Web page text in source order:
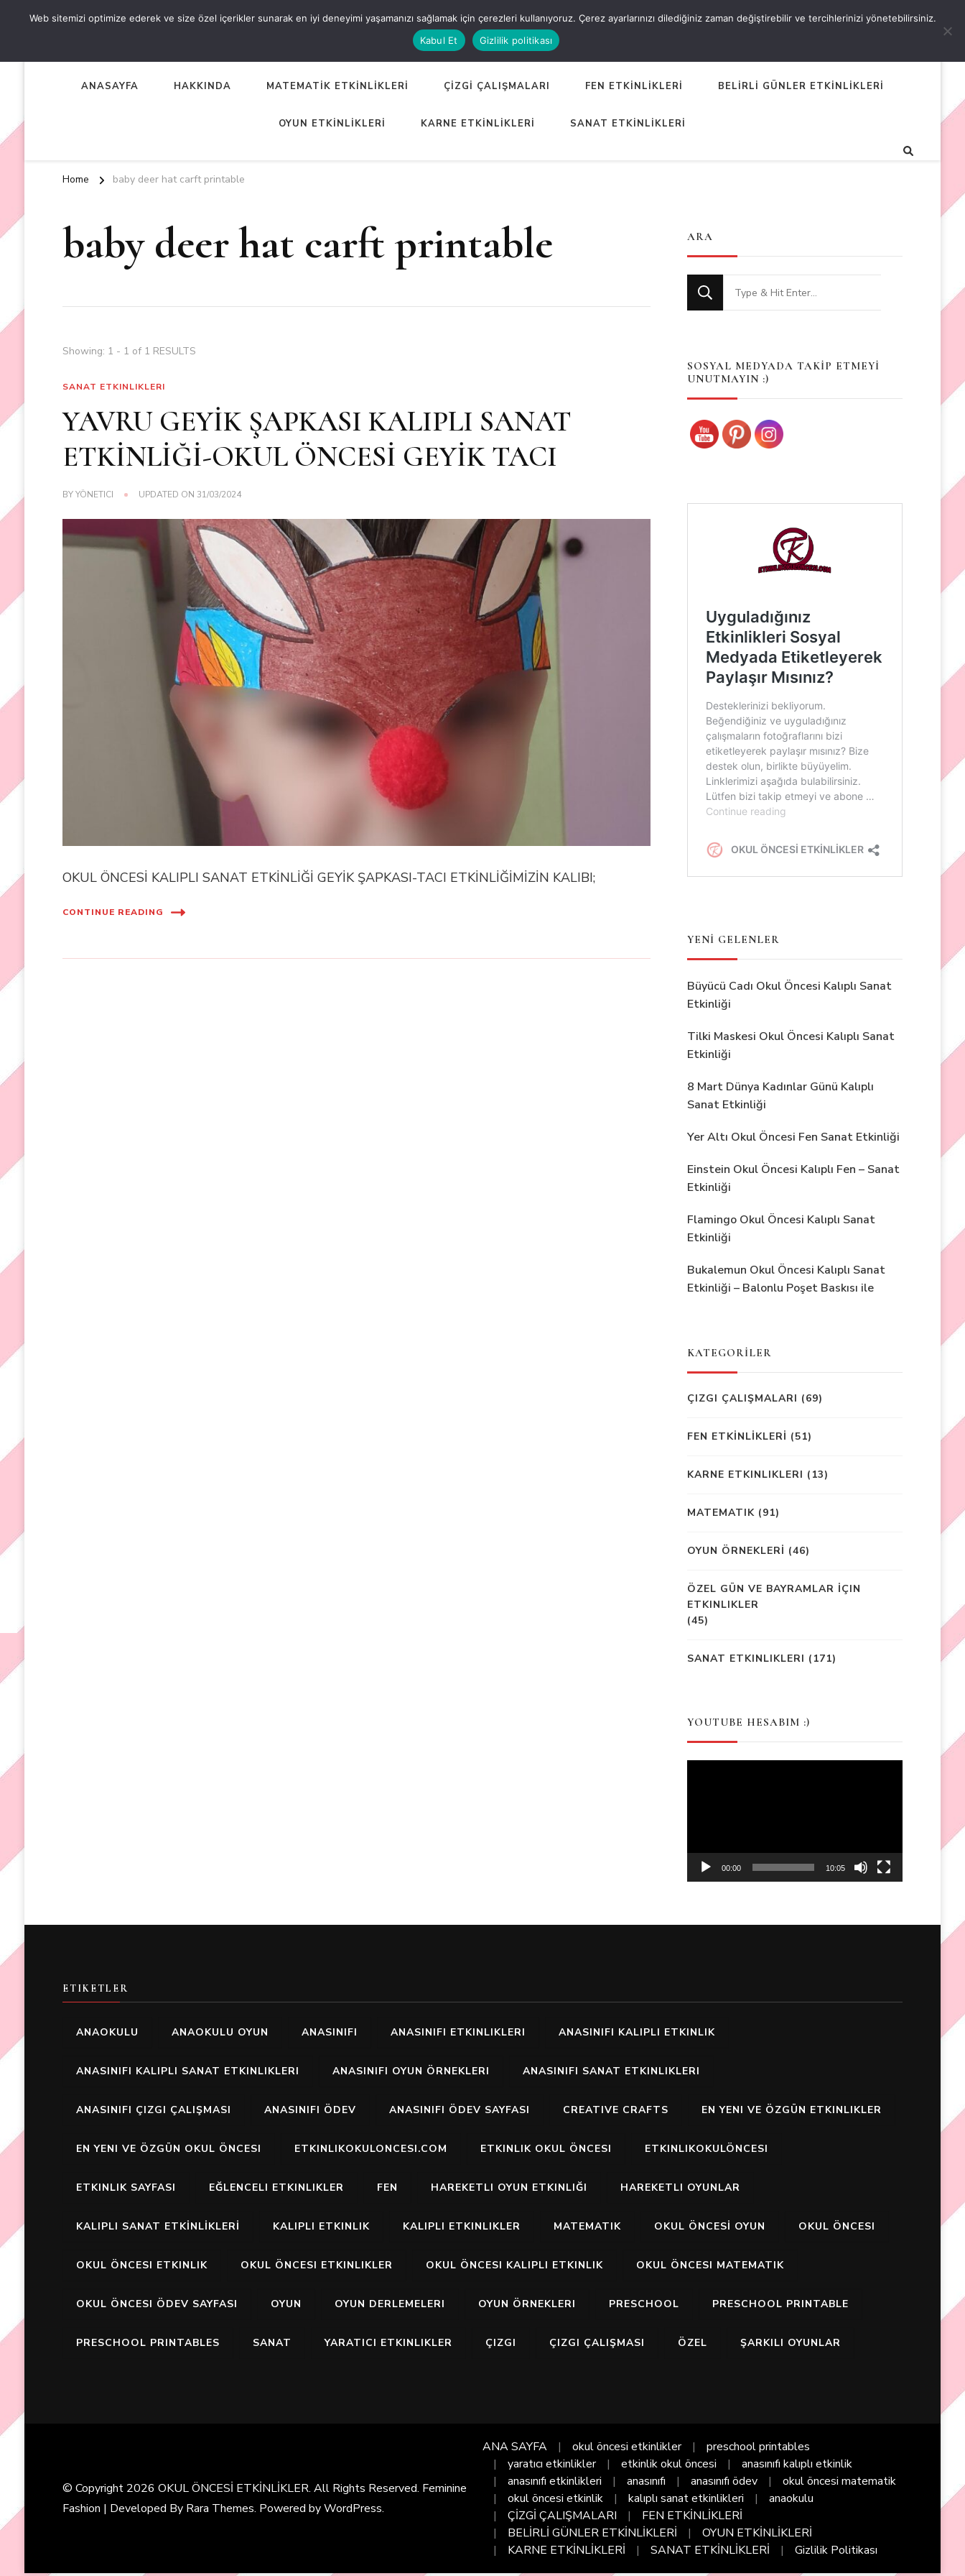
OKUL ÖNCESİ ETKİNLİKLER
ANASAYFA HAKKINDA MATEMATİK ETKİNLİKLERİ ÇİZGİ ÇALIŞMALARI FEN ETKİNLİKLERİ BELİRLİ GÜNLER ETKİNLİKLERİ
OYUN ETKİNLİKLERİ KARNE ETKİNLİKLERİ SANAT ETKİNLİKLERİ
Home baby deer hat carft printable
baby deer hat carft printable
Showing: 1 - 1 of 1 RESULTS
SANAT ETKINLIKLERI
YAVRU GEYİK ŞAPKASI KALIPLI SANAT
ETKİNLİĞİ-OKUL ÖNCESİ GEYİK TACI
BYYÖNETICI UPDATED ON 31/03/2024
OKUL ÖNCESİ KALIPLI SANAT ETKİNLİĞİ GEYİK ŞAPKASI-TACI ETKİNLİĞİMİZİN KALIBI;
CONTINUE READING
ARA
Looking
for
SOSYAL MEDYADA TAKİP ETMEYİ
UNUTMAYIN :)
YENİ GELENLER
Büyücü Cadı Okul Öncesi Kalıplı Sanat
Etkinliği
Tilki Maskesi Okul Öncesi Kalıplı Sanat
Etkinliği
8 Mart Dünya Kadınlar Günü Kalıplı
Sanat Etkinliği
Yer Altı Okul Öncesi Fen Sanat Etkinliği
Einstein Okul Öncesi Kalıplı Fen – Sanat
Etkinliği
Flamingo Okul Öncesi Kalıplı Sanat
Etkinliği
Bukalemun Okul Öncesi Kalıplı Sanat
Etkinliği – Balonlu Poşet Baskısı ile
KATEGORİLER
ÇIZGI ÇALIŞMALARI (69)
FEN ETKİNLİKLERİ (51)
KARNE ETKINLIKLERI (13)
MATEMATIK(91)
OYUN ÖRNEKLERİ (46)
ÖZEL GÜN VE BAYRAMLAR İÇIN
ETKINLIKLER
(45)
SANAT ETKINLIKLERI (171)
YOUTUBE HESABIM :)
00:00 10:05
ETIKETLER
ANAOKULU ANAOKULU OYUN ANASINIFI ANASINIFI ETKINLIKLERI ANASINIFI KALIPLI ETKINLIK
ANASINIFI KALIPLI SANAT ETKINLIKLERI ANASINIFI OYUN ÖRNEKLERI ANASINIFI SANAT ETKINLIKLERI
ANASINIFI ÇIZGI ÇALIŞMASI ANASINIFI ÖDEV ANASINIFI ÖDEV SAYFASI CREATIVE CRAFTS EN YENI VE ÖZGÜN ETKINLIKLER
EN YENI VE ÖZGÜN OKUL ÖNCESI ETKINLIKOKULONCESI.COM ETKINLIK OKUL ÖNCESI ETKINLIKOKULÖNCESI
ETKINLIK SAYFASI EĞLENCELI ETKINLIKLER FEN HAREKETLI OYUN ETKINLIĞI HAREKETLI OYUNLAR
KALIPLI SANAT ETKİNLİKLERİ KALIPLI ETKINLIK KALIPLI ETKINLIKLER MATEMATIK OKUL ÖNCESİ OYUN OKUL ÖNCESI
OKUL ÖNCESI ETKINLIK OKUL ÖNCESI ETKINLIKLER OKUL ÖNCESI KALIPLI ETKINLIK OKUL ÖNCESI MATEMATIK
OKUL ÖNCESI ÖDEV SAYFASI OYUN OYUN DERLEMELERI OYUN ÖRNEKLERI PRESCHOOL PRESCHOOL PRINTABLE
PRESCHOOL PRINTABLES SANAT YARATICI ETKINLIKLER ÇIZGI ÇIZGI ÇALIŞMASI ÖZEL ŞARKILI OYUNLAR
© Copyright 2026 OKUL ÖNCESİ ETKİNLİKLER. All Rights Reserved. Feminine
Fashion | Developed By Rara Themes. Powered byWordPress.
ANA SAYFA okul öncesi etkinlikler
preschool printables
yaratıcı etkinlikler
etkinlik okul öncesi
anasınıfı kalıplı etkinlik
anasınıfı etkinlikleri
anasınıfı anasınıfı ödev
okul öncesi matematik
okul öncesi etkinlik
kalıplı sanat etkinlikleri
anaokulu
ÇİZGİ ÇALIŞMALARI
FEN ETKİNLİKLERİ
BELİRLİ GÜNLER ETKİNLİKLERİ
OYUN ETKİNLİKLERİ
KARNE ETKİNLİKLERİ
SANAT ETKİNLİKLERİ Gizlilik Politikası
Web sitemizi optimize ederek ve size özel içerikler sunarak en iyi deneyimi yaşamanızı sağlamak için çerezleri kullanıyoruz. Çerez ayarlarınızı dilediğiniz zaman değiştirebilir ve tercihlerinizi yönetebilirsiniz.
Kabul Et
Gizlilik politikası